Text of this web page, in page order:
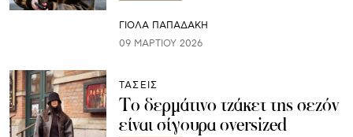
ΓΙΌΛΑ ΠΑΠΑΔΆΚΗ
09 ΜΑΡΤΊΟΥ 2026
ΤΑΣΕΙΣ
Το δερμάτινο τζάκετ της σεζόν
είναι σίγουρα oversized